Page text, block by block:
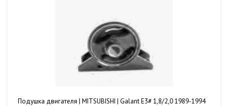
Подушка двигателя | MITSUBISHI | Galant E3# 1,8/2,0 1989-1994